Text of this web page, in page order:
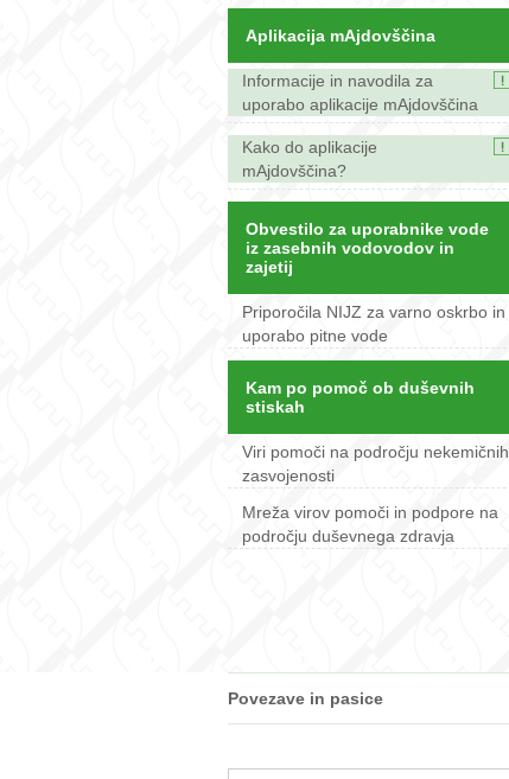
Aplikacija mAjdovščina
Informacije in navodila za
uporabo aplikacije mAjdovščina
Kako do aplikacije
mAjdovščina?
Obvestilo za uporabnike vode
iz zasebnih vodovodov in
zajetij
Priporočila NIJZ za varno oskrbo in
uporabo pitne vode
Kam po pomoč ob duševnih
stiskah
Viri pomoči na področju nekemičnih
zasvojenosti
Mreža virov pomoči in podpore na
področju duševnega zdravja
Povezave in pasice